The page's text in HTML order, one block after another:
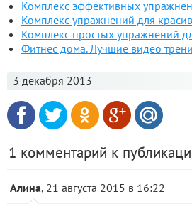
Комплекс эффективных
Комплекс упражнений для
Комплекс простых упражнений
Фитнес дома. Лучшие видео
3 декабря 2013
1 комментарий к
Алина, 21 августа 2015 в 16:22